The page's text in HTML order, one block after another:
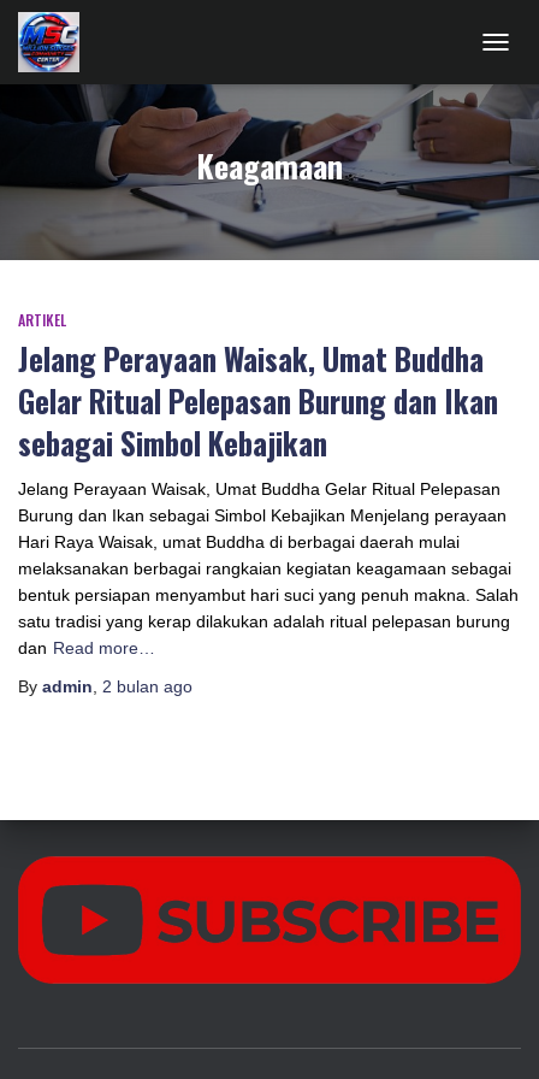
Keagamaan
ARTIKEL
Jelang Perayaan Waisak, Umat Buddha
Gelar Ritual Pelepasan Burung dan Ikan
sebagai Simbol Kebajikan
Jelang Perayaan Waisak, Umat Buddha Gelar Ritual Pelepasan
Burung dan Ikan sebagai Simbol Kebajikan Menjelang perayaan
Hari Raya Waisak, umat Buddha di berbagai daerah mulai
melaksanakan berbagai rangkaian kegiatan keagamaan sebagai
bentuk persiapan menyambut hari suci yang penuh makna. Salah
satu tradisi yang kerap dilakukan adalah ritual pelepasan burung
dan Read more…
By admin 2 bulan ago